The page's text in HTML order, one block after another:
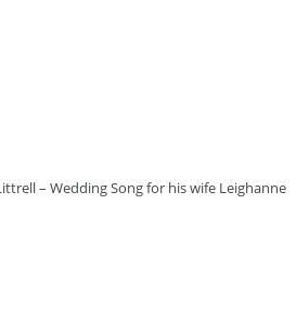
– Wedding Song for his wife Leighanne